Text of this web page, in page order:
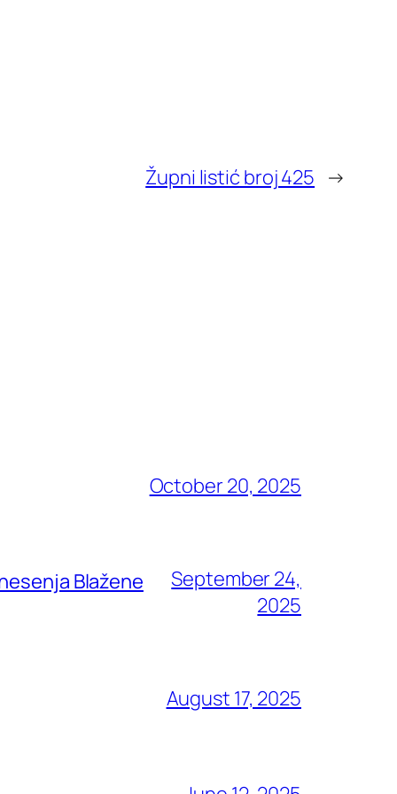
Župni listić broj 425 →
October 20, 2025
Blažene
September 24,
2025
August 17, 2025